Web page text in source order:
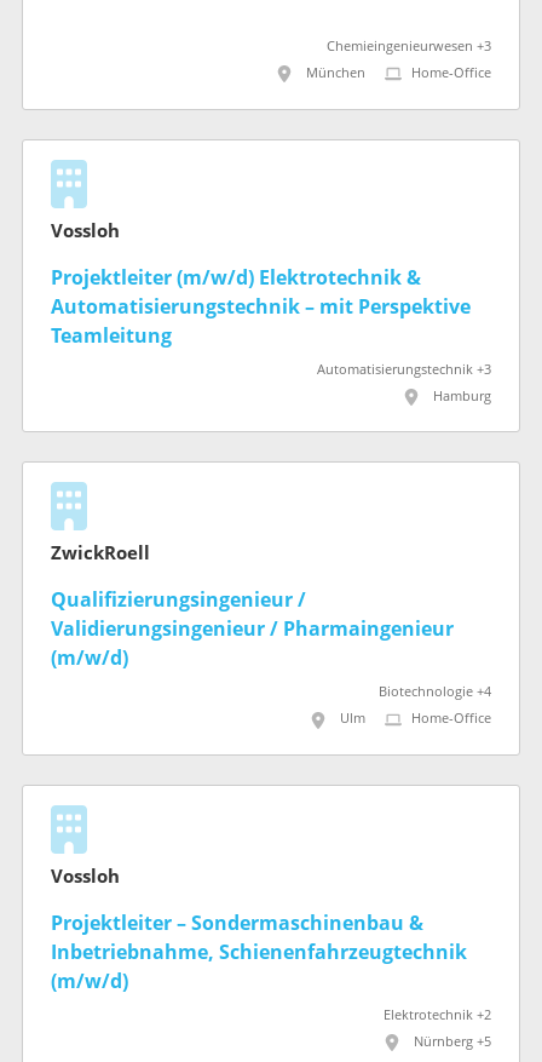
Chemieingenieurwesen +3
München
Home-Office
Vossloh
Projektleiter (m/w/d) Elektrotechnik &
Automatisierungstechnik – mit Perspektive
Teamleitung
Automatisierungstechnik +3
Hamburg
ZwickRoell
Qualifizierungsingenieur /
Validierungsingenieur / Pharmaingenieur
(m/w/d)
Biotechnologie +4
Ulm
Home-Office
Vossloh
Projektleiter – Sondermaschinenbau &
Inbetriebnahme, Schienenfahrzeugtechnik
(m/w/d)
Elektrotechnik +2
Nürnberg +5